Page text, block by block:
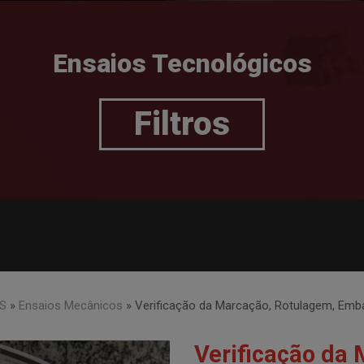
Ensaios Tecnológicos
Filtros
» Ensaios Mecânicos » Verificação da Marcação, Rotulagem,
Verificação da